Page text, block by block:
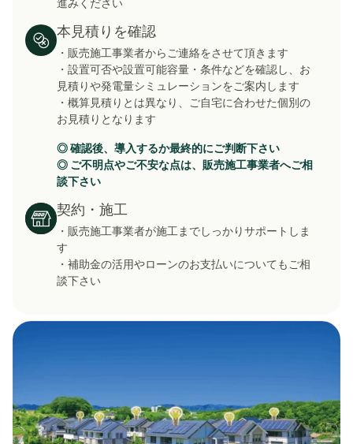
本見積りを確認
・販売施工事業者からご連絡をさせて頂きます
・設置可否や設置可能容量・条件などを確認し、お
見積りや発電量シミュレーションをご案内します
・概算見積りとは異なり、ご自宅に合わせた個別の
お見積りとなります
◎ 確認後、導入するか最終的にご判断下さい
◎ ご不明点やご不安な点は、販売施工事業者へご相
談下さい
契約・施工
・販売施工事業者が施工までしっかりサポートしま
す
・補助金の活用やローンのお支払いについてもご相
談下さい